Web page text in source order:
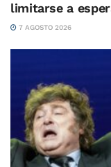
limitarse a
7 AGOSTO 2026